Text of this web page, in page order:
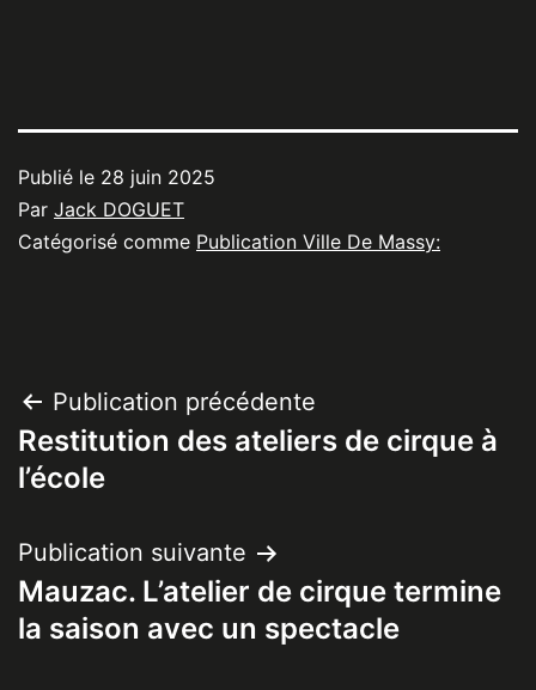
Publié le 28 juin 2025
Par Jack DOGUET
Catégorisé comme Publication Ville De Massy:
Navigation
de
Publication précédente
Restitution des ateliers de cirque à
l’école
Publication suivante
Mauzac. L’atelier de cirque termine
la saison avec un spectacle